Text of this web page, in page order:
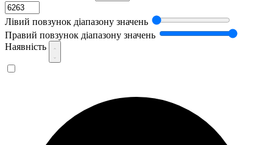
Лівий повзунок діапазону значень
Правий повзунок діапазону значень
Наявність